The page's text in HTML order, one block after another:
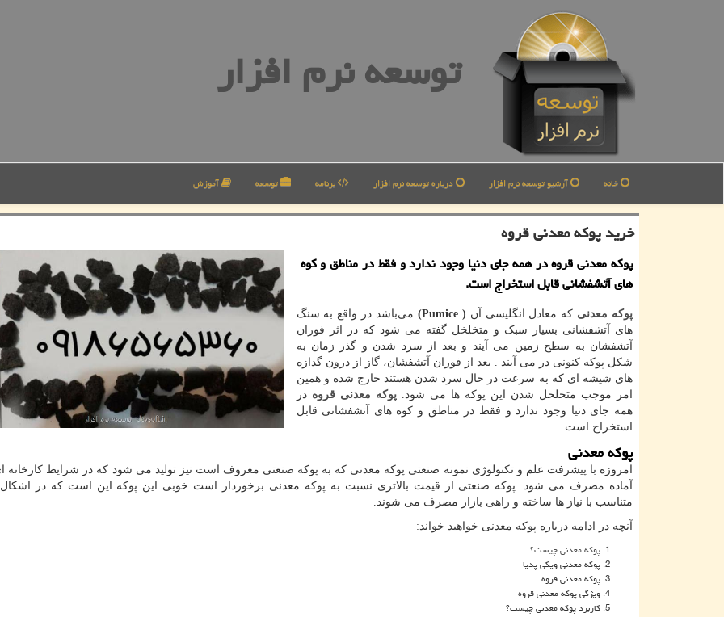
توسعه نرم افزار
خانه آرشیو توسعه نرم افزار درباره توسعه نرم افزار برنامه توسعه آموزش
خرید پوكه معدنی قروه
پوكه معدنی قروه در همه جای دنیا وجود ندارد و فقط در مناطق و كوه
های آتشفشانی قابل استخراج است.
پوکه معدنی که معادل انگلیسی آن (Pumice ) می‌باشد در واقع به سنگ
های آتشفشانی بسیار سبک و متخلخل گفته می شود که در اثر فوران
آتشفشان به سطح زمین می آیند و بعد از سرد شدن و گذر زمان به
شکل پوکه کنونی در می آیند . بعد از فوران آتشفشان، گاز از درون گدازه‌
های شیشه ‌ای که به سرعت در حال سرد شدن هستند خارج شده و همین
امر موجب متخلخل شدن این پوکه ‌ها می‌ شود.پوکه معدنی قروه در
همه جای دنیا وجود ندارد و فقط در مناطق و کوه های آتشفشانی قابل
استخراج است.
پوکه معدنی
امروزه با پیشرفت علم و تکنولوژی نمونه صنعتی پوکه معدنی که به پوکه صنعتی معروف است نیز تولید می شود که در شرایط کارخانه
آماده مصرف می شود. پوکه صنعتی از قیمت بالاتری نسبت به پوکه معدنی برخوردار است خوبی این پوکه این است که در اشکال
متناسب با نیاز ها ساخته و راهی بازار مصرف می ‌شوند.
آنچه در ادامه درباره پوکه معدنی خواهید خواند:
پوکه معدنی چیست؟
پوکه معدنی ویکی پدیا
پوکه معدنی قروه
ویژگی پوکه معدنی قروه
کاربرد پوکه معدنی چیست؟